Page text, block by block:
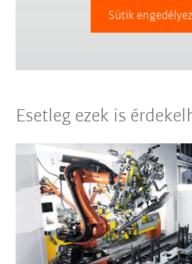
Sütik
Esetleg ezek is